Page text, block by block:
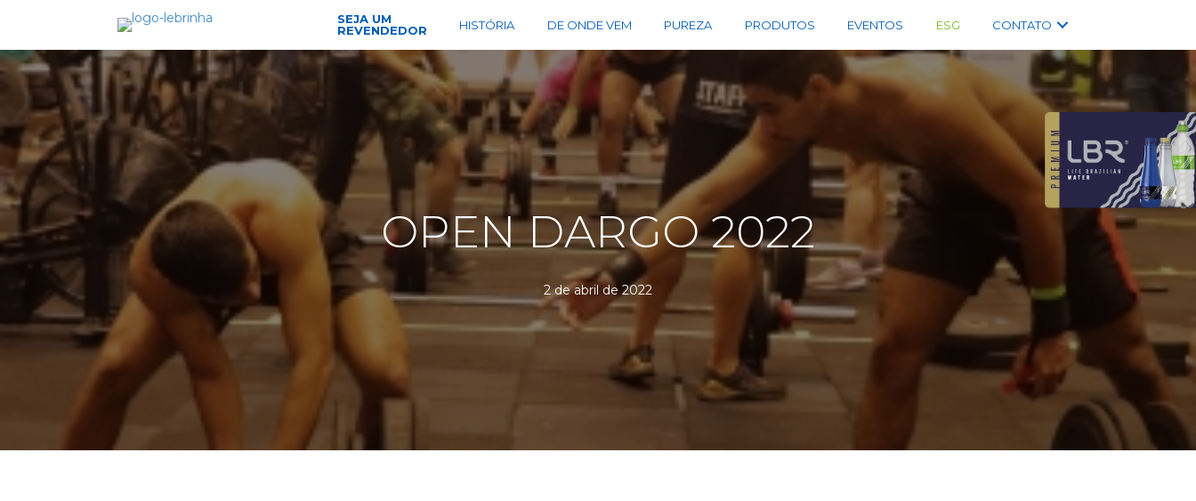
SEJA UM
REVENDEDOR
HISTÓRIA DE ONDE VEM PUREZA PRODUTOS EVENTOS ESG CONTATO
OPEN DARGO 2022
2 de abril de 2022